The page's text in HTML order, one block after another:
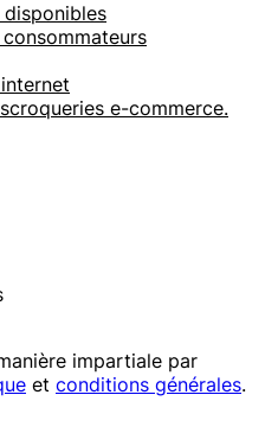
consommateurs
e-commerce.
impartiale par
et conditions générales.